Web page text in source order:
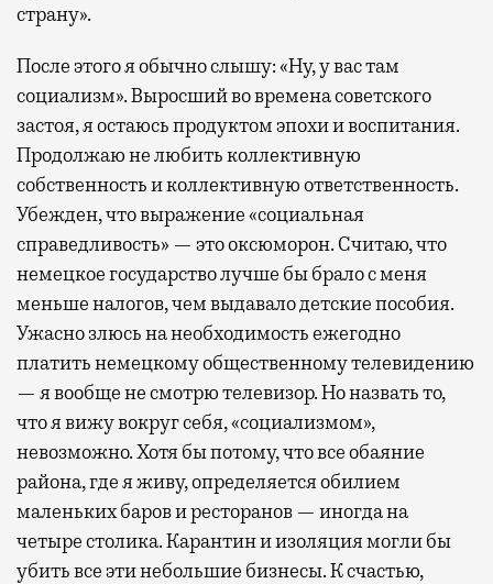
страну».
После этого я обычно слышу: «Ну, у вас там
социализм». Выросший во времена советского
застоя, я остаюсь продуктом эпохи и воспитания.
Продолжаю не любить коллективную
собственность и коллективную ответственность.
Убежден, что выражение «социальная
справедливость» — это оксюморон. Считаю, что
немецкое государство лучше бы брало с меня
меньше налогов, чем выдавало детские пособия.
Ужасно злюсь на необходимость ежегодно
платить немецкому общественному телевидению
— я вообще не смотрю телевизор. Но назвать то,
что я вижу вокруг себя, «социализмом»,
невозможно. Хотя бы потому, что все обаяние
района, где я живу, определяется обилием
маленьких баров и ресторанов — иногда на
четыре столика. Карантин и изоляция могли бы
убить все эти небольшие бизнесы. К счастью,